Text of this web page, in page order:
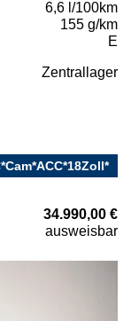
6,6 l/100km
155 g/km
E
Zentrallager
34.990,00 €
ausweisbar